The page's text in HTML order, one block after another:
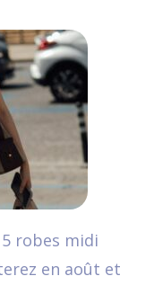
robes midi
en août et